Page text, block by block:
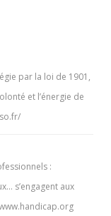
par la loi de 1901,
et l’énergie de
:
s’engagent aux